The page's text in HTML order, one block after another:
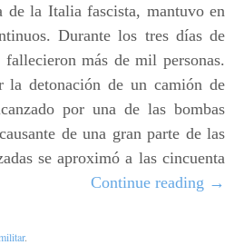
de la Italia fascista, mantuvo en
Durante los tres días de
más de mil personas.
la detonación de un camión de
por una de las bombas
de una gran parte de las
se aproximó a las cincuenta
Continue reading →
.